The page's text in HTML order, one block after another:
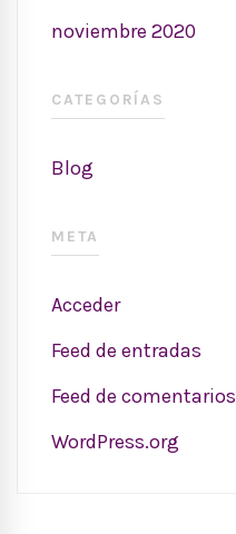
noviembre 2020
CATEGORÍAS
Blog
META
Acceder
Feed de entradas
Feed de comentarios
WordPress.org